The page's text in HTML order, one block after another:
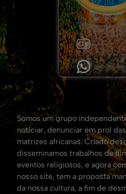
Somos um grupo
noticiar, denunciar em prol
matrizes africanas. Criado
disseminamos trabalhos de
eventos religiosos, e agora
nosso site, tem a proposta
da nossa cultura, a fim de